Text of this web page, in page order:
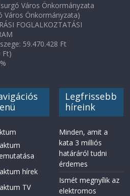
Város Önkormányzata
Város Önkormányzata)
FOGLALKOZTATÁSI
59.470.428 Ft
Ft)
hírek
TV
Legfrissebb
híreink
Minden, amit a
kata 3 milliós
határáról tudni
érdemes
Ismét megnyílik az
elektromos